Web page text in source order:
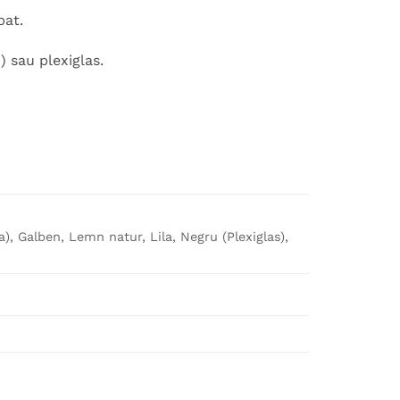
sau plexiglas.
Galben, Lemn natur, Lila, Negru (Plexiglas),